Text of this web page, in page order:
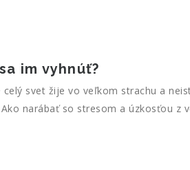
im vyhnúť?
celý svet žije vo veľkom strachu a
narábať so stresom a úzkosťou z